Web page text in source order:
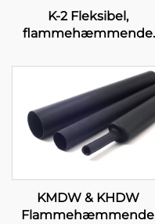
K-2 Fleksibel,
flammehæmmende
KMDW & KHDW
Flammehæmmende